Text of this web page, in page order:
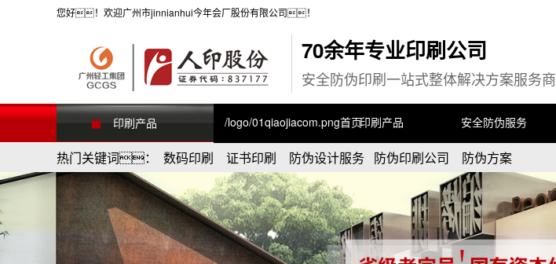
您好！欢迎广州市jinnianhui今年会厂股份有限公司！
70余年专业印刷公司
安全防伪印刷一站式整体解决方案服务商
印刷产品 /logo/01qiaojiacom.png首页印刷产品 安全防伪服务
热门关键词： 数码印刷 证书印刷 防伪设计服务 防伪印刷公司 防伪方案